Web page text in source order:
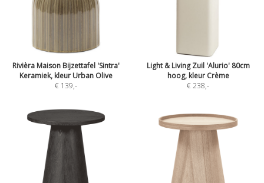
Rivièra Maison Bijzettafel 'Sintra'
Keramiek, kleur Urban Olive
€ 139,-
Light & Living Zuil 'Alurio' 80cm
hoog, kleur Crème
€ 238,-